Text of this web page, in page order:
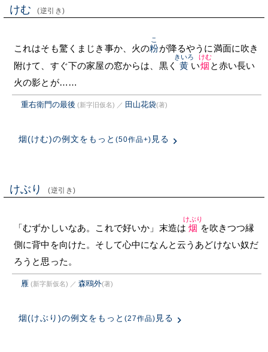
けむ (逆引き)
これはそも驚くまじき事か、火の粉
こ
が降るやうに満面に吹き
附けて、すぐ下の家屋の窓からは、黒く 黄
きいろ
い烟
けむ
と赤い長い
火の影とが……
重右衛門の最後 (新字旧仮名) ／ 田山花袋(著)
烟(けむ)の例文をもっと (50作品+) 見る
けぶり (逆引き)
「むずかしいなあ。これで好いか」末造は 烟
けぶり
を吹きつつ縁
側に背中を向けた。そして心中になんと云うあどけない奴だ
ろうと思った。
雁 (新字新仮名) ／ 森鴎外(著)
烟(けぶり)の例文をもっと (27作品) 見る